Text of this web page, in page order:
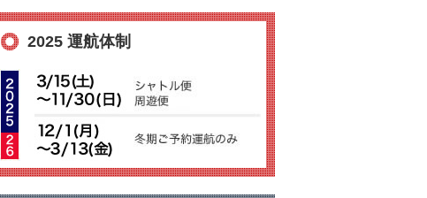
2025 運航体制